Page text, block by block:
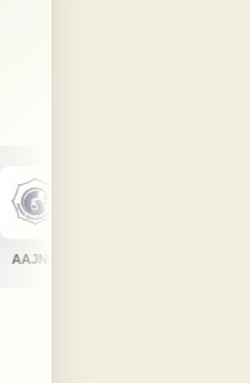
TSURU